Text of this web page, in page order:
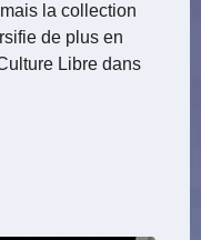
la collection
de plus en
Libre dans